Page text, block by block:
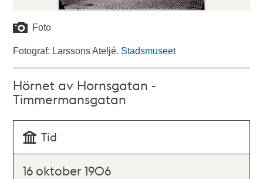
Foto
Fotograf: Larssons Ateljé. Stadsmuseet
Hörnet av Hornsgatan -
Timmermansgatan
Tid
16 oktober 1906